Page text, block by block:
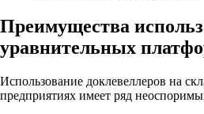
Преимущества
уравнительных
Использование доклевеллеров на
предприятиях имеет ряд